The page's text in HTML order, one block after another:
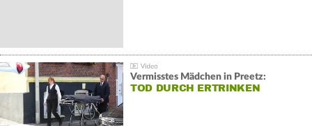
Vermisstes Mädchen in Preetz:
TOD DURCH ERTRINKEN